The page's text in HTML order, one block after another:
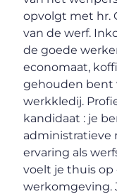
opvolgt met hr.
van de werf.
de goede
economaat,
gehouden bent
werkkledij.
kandidaat : je
administratieve
ervaring als
voelt je thuis op
werkomgeving.